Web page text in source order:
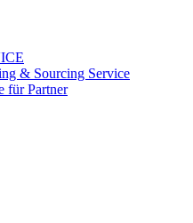
& Sourcing Service
für Partner